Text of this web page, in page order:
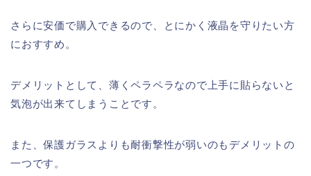
さらに安価で購入できるので、とにかく液晶を守りたい方
におすすめ。
デメリットとして、薄くペラペラなので上手に貼らないと
気泡が出来てしまうことです。
また、保護ガラスよりも耐衝撃性が弱いのもデメリットの
一つです。